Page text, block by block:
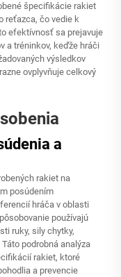
špecifikácie rakiet
reťazca, čo vedie k
efektívnosť sa prejavuje
a tréninkov, keďže hráči
výsledkov
ovplyvňuje celkový
a
rakiet na
posúdením
hráča v oblasti
používajú
ruky, sily chytky,
podrobná analýza
rakiet, ktoré
a prevencie